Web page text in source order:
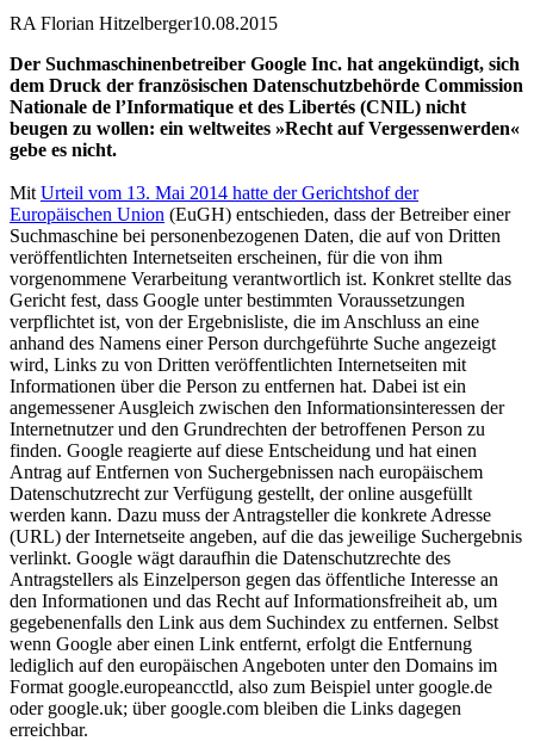
RA Florian Hitzelberger10.08.2015
Der Suchmaschinenbetreiber Google Inc. hat angekündigt, sich
dem Druck der französischen Datenschutzbehörde Commission
Nationale de l’Informatique et des Libertés (CNIL) nicht
beugen zu wollen: ein weltweites »Recht auf Vergessenwerden«
gebe es nicht.
Mit Urteil vom 13. Mai 2014 hatte der Gerichtshof der
Europäischen Union (EuGH) entschieden, dass der Betreiber einer
Suchmaschine bei personenbezogenen Daten, die auf von Dritten
veröffentlichten Internetseiten erscheinen, für die von ihm
vorgenommene Verarbeitung verantwortlich ist. Konkret stellte das
Gericht fest, dass Google unter bestimmten Voraussetzungen
verpflichtet ist, von der Ergebnisliste, die im Anschluss an eine
anhand des Namens einer Person durchgeführte Suche angezeigt
wird, Links zu von Dritten veröffentlichten Internetseiten mit
Informationen über die Person zu entfernen hat. Dabei ist ein
angemessener Ausgleich zwischen den Informationsinteressen der
Internetnutzer und den Grundrechten der betroffenen Person zu
finden. Google reagierte auf diese Entscheidung und hat einen
Antrag auf Entfernen von Suchergebnissen nach europäischem
Datenschutzrecht zur Verfügung gestellt, der online ausgefüllt
werden kann. Dazu muss der Antragsteller die konkrete Adresse
(URL) der Internetseite angeben, auf die das jeweilige Suchergebnis
verlinkt. Google wägt daraufhin die Datenschutzrechte des
Antragstellers als Einzelperson gegen das öffentliche Interesse an
den Informationen und das Recht auf Informationsfreiheit ab, um
gegebenenfalls den Link aus dem Suchindex zu entfernen. Selbst
wenn Google aber einen Link entfernt, erfolgt die Entfernung
lediglich auf den europäischen Angeboten unter den Domains im
Format google.europeancctld, also zum Beispiel unter google.de
oder google.uk; über google.com bleiben die Links dagegen
erreichbar.